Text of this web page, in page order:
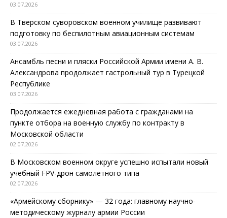
03.07.2026
В Тверском суворовском военном училище развивают
подготовку по беспилотным авиационным системам
03.07.2026
Ансамбль песни и пляски Российской Армии имени А. В.
Александрова продолжает гастрольный тур в Турецкой
Республике
03.07.2026
Продолжается ежедневная работа с гражданами на
пункте отбора на военную службу по контракту в
Московской области
02.07.2026
В Московском военном округе успешно испытали новый
учебный FPV-дрон самолетного типа
02.07.2026
«Армейскому сборнику» — 32 года: главному научно-
методическому журналу армии России